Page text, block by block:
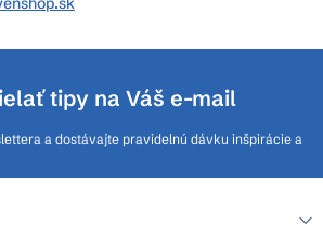
tipy na Váš e-mail
a dostávajte pravidelnú dávku inšpirácie a